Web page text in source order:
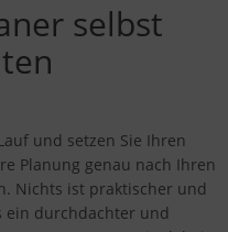
selbst
und setzen Sie Ihren
Planung genau nach Ihren
Nichts ist praktischer und
durchdachter und